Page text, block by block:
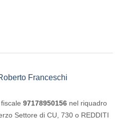
Franceschi
97178950156 nel riquadro
Settore di CU, 730 o REDDITI